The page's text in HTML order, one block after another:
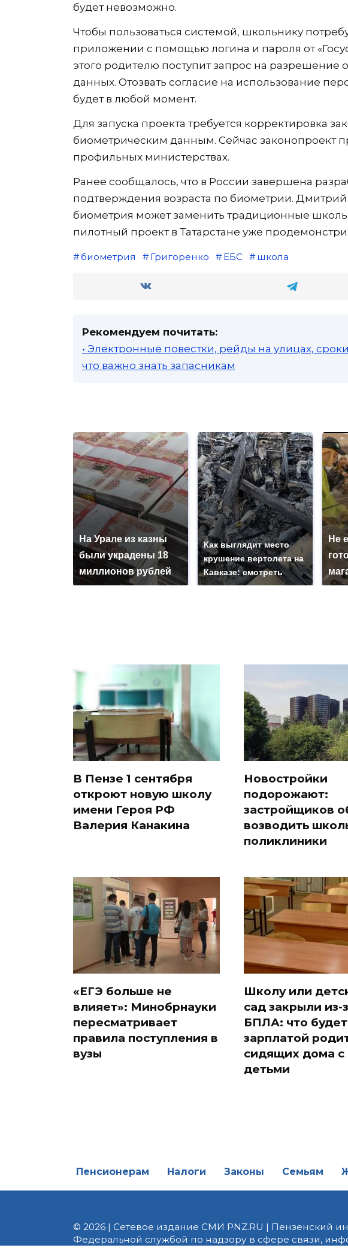
будет невозможно.
Чтобы пользоваться системой, школьнику
приложении с помощью логина и пароля от
этого родителю поступит запрос на разрешение
данных. Отозвать согласие на использование
будет в любой момент.
Для запуска проекта требуется корректировка
биометрическим данным. Сейчас законопроект
профильных министерствах.
Ранее сообщалось, что в России завершена
подтверждения возраста по биометрии. Дмитрий
биометрия может заменить традиционные
пилотный проект в Татарстане уже
биометрия Григоренко ЕБС школа
Рекомендуем почитать:
• Электронные повестки, рейды на улицах,
что важно знать запасникам
На Урале из казны
были украдены 18
миллионов рублей
Как выглядит место
крушение вертолета на
Кавказе: смотреть
Не
В Пензе 1 сентября
откроют новую школу
имени Героя РФ
Валерия Канакина
Новостройки
подорожают:
застройщиков
возводить
поликлиники
«ЕГЭ больше не
влияет»: Минобрнауки
пересматривает
правила поступления в
вузы
Школу или
сад закрыли из-
БПЛА: что
зарплатой
сидящих дома с
детьми
Пенсионерам Налоги Законы Семьям
© 2026 | Сетевое издание СМИ PNZ.RU | Пензенский
Федеральной службой по надзору в сфере связи,